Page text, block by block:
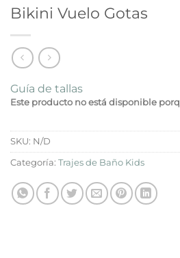
Bikini Vuelo Gotas
Guía de tallas
Este producto no está disponible
SKU: N/D
Categoría: Trajes de Baño Kids